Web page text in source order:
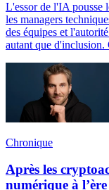
L'essor de l'IA pousse
les managers
des équipes et
autant que d'inclusion.
Chronique
Après les
numérique à